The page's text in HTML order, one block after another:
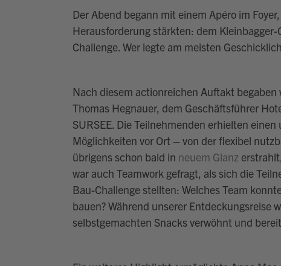
Der Abend begann mit einem Apéro im
Herausforderung stärkten: dem
Challenge. Wer legte am meisten
Nach diesem actionreichen Auftakt
Thomas Hegnauer, dem Geschäftsführer
SURSEE. Die Teilnehmenden erhielten
Möglichkeiten vor Ort – von der flexibel
übrigens schon bald in neuem Glanz
war auch Teamwork gefragt, als sich die
Bau-Challenge stellten: Welches Team
bauen? Während unserer Entdeckungsreise
selbstgemachten Snacks verwöhnt und